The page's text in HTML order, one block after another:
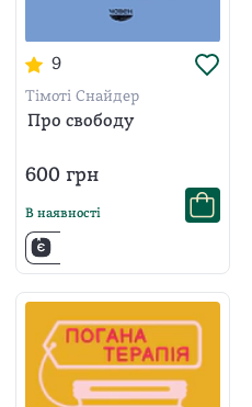
9
Тімоті Снайдер
Про свободу
600 грн
В наявності